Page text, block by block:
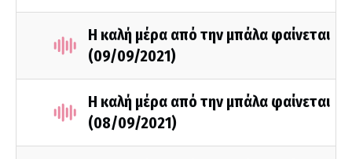
Η καλή μέρα από την μπάλα φαίνεται
(09/09/2021)
Η καλή μέρα από την μπάλα φαίνεται
(08/09/2021)